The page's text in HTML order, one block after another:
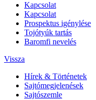
Kapcsolat
Kapcsolat
Prospektus igénylése
Tojótyúk tartás
Baromfi nevelés
Vissza
Hírek & Történetek
Sajtómegjelenések
Sajtószemle